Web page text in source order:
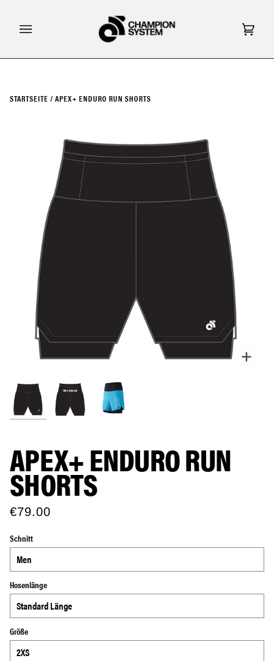
Inhalt
STARTSEITE / APEX+ ENDURO RUN SHORTS
APEX+ ENDURO RUN
SHORTS
€79.00
Schnitt
Hosenlänge
Größe